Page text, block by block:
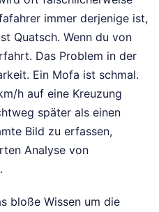
immer derjenige ist,
Quatsch. Wenn du von
Das Problem in der
Ein Mofa ist schmal.
h auf eine Kreuzung
später als einen
Bild zu erfassen,
Analyse von
.
bloße Wissen um die